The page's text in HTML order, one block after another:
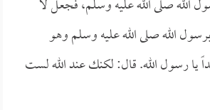
الله صلى الله عليه وسلم، فجعل لا
الله صلى الله عليه وسلم وهو
يا رسول الله. قال: لكنك عند الله لست